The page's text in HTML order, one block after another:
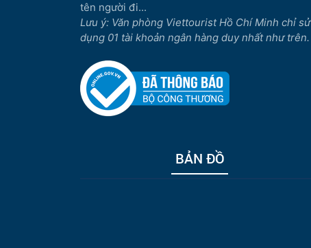
tên người đi...
Lưu ý: Văn phòng Viettourist Hồ Chí Minh chỉ sử
dụng 01 tài khoản ngân hàng duy nhất như trên.
BẢN ĐỒ